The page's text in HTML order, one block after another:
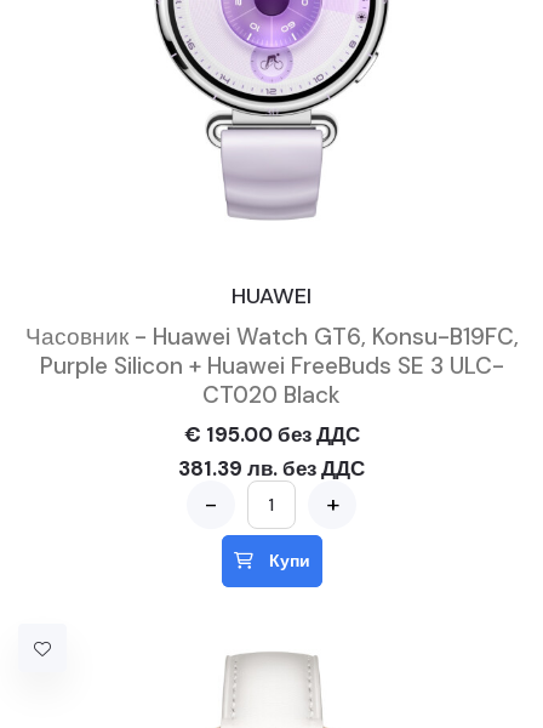
HUAWEI
Часовник - Huawei Watch GT6, Konsu-B19FC,
Purple Silicon + Huawei FreeBuds SE 3 ULC-
CT020 Black
€ 195.00 без ДДС
381.39 лв. без ДДС
- +
Купи